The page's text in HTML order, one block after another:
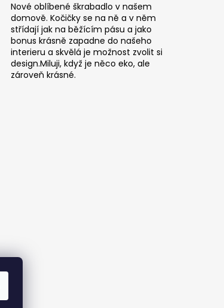
Nové oblíbené škrabadlo v našem
domově. Kočičky se na ně a v něm
střídají jak na běžícím pásu a jako
bonus krásně zapadne do našeho
interieru a skvělá je možnost zvolit si
design.Miluji, když je něco eko, ale
zároveň krásné.